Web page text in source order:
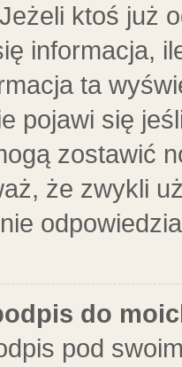
ktoś już
informacja,
ta
pojawi się
zostawić
że zwykli
do
pod